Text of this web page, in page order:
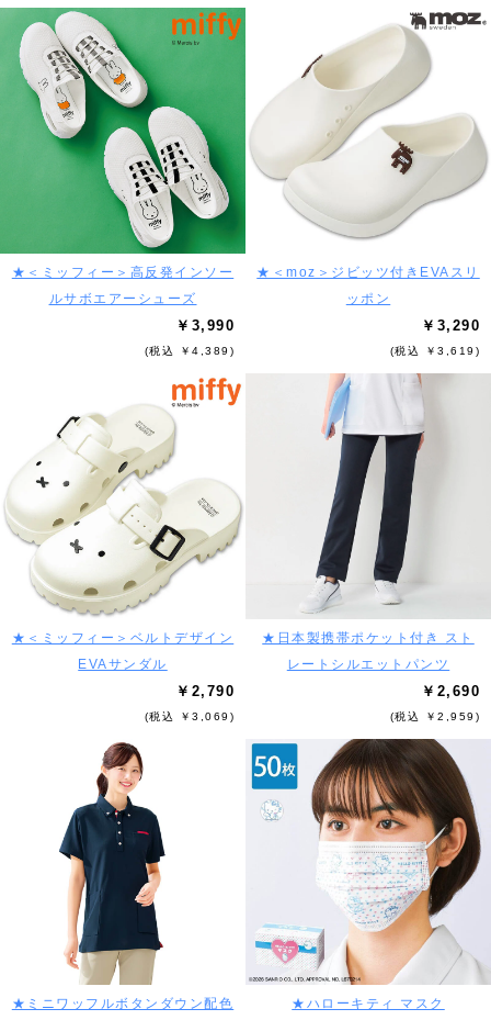
★＜ミッフィー＞高反発インソー
ルサボエアーシューズ
￥3,990
(税込 ￥4,389)
★＜moz＞ジビッツ付きEVAスリ
ッポン
￥3,290
(税込 ￥3,619)
★＜ミッフィー＞ベルトデザイン
EVAサンダル
￥2,790
(税込 ￥3,069)
★日本製携帯ポケット付き スト
レートシルエットパンツ
￥2,690
(税込 ￥2,959)
★ミニワッフルボタンダウン配色
★ハローキティ マスク